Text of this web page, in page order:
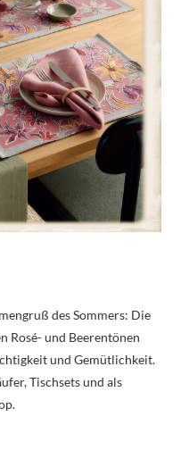
des Sommers: Die
Rosé- und Beerentönen
und Gemütlichkeit.
Tischsets und als